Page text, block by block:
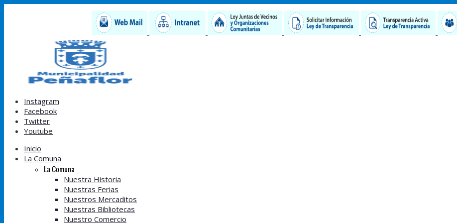
Instagram
Facebook
Twitter
Youtube
Inicio
La Comuna
La Comuna
Nuestra Historia
Nuestras Ferias
Nuestros Mercaditos
Nuestras Bibliotecas
Nuestro Comercio